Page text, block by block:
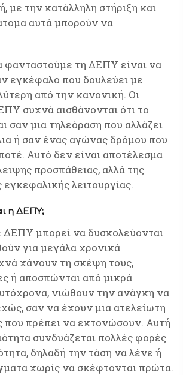
με την κατάλληλη στήριξη και
αυτά μπορούν να
φανταστούμε τη ΔΕΠΥ είναι να
εγκέφαλο που δουλεύει με
από την κανονική. Οι
συχνά αισθάνονται ότι το
σαν μια τηλεόραση που αλλάζει
ή σαν ένας αγώνας δρόμου που
Αυτό δεν είναι αποτέλεσμα
προσπάθειας, αλλά της
λειτουργίας.
η ΔΕΠΥ;
ΔΕΠΥ μπορεί να δυσκολεύονται
για μεγάλα χρονικά
χάνουν τη σκέψη τους,
ή αποσπώνται από μικρά
νιώθουν την ανάγκη να
σαν να έχουν μια ατελείωτη
που πρέπει να εκτονώσουν. Αυτή
συνδυάζεται πολλές φορές
δηλαδή την τάση να λένε ή
χωρίς να σκέφτονται πρώτα.